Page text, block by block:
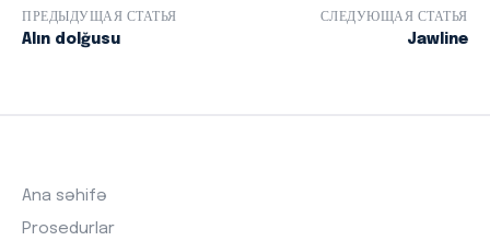
ПРЕДЫДУЩАЯ СТАТЬЯ
Alın dolğusu
СЛЕДУЮЩАЯ СТАТЬЯ
Jawline
Ana səhifə
Prosedurlar